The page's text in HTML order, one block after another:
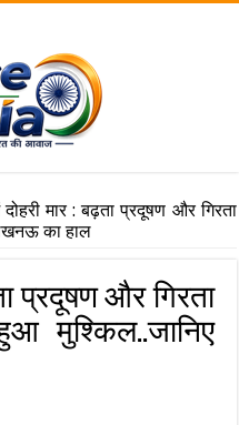
मार : बढ़ता प्रदूषण और गिरता
का हाल
प्रदूषण और गिरता
मुश्किल..जानिए